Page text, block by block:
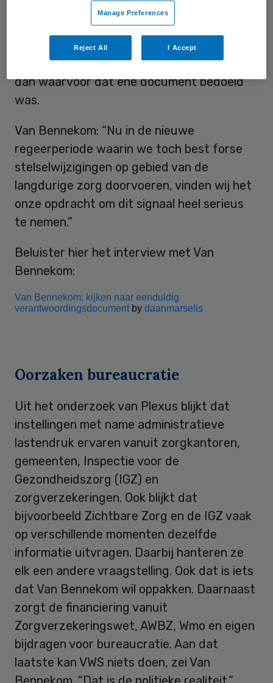
zorg. Van Bennekom zei dat er welliswaar
één verantwoordingsdocument voor
zorginstellingen bestaat, maar dat met
name gemeenten steeds meer uitvragen
dan waarvoor dat ene document bedoeld
was.
Van Bennekom: “Nu in de nieuwe
regeerperiode waarin we toch best forse
stelselwijzigingen op gebied van de
langdurige zorg doorvoeren, vinden wij het
onze opdracht om dit signaal heel serieus
te nemen.”
Beluister hier het interview met Van
Bennekom:
Van Bennekom: kijken naar eenduidig
verantwoordingsdocument by daanmarselis
Oorzaken bureaucratie
Uit het onderzoek van Plexus blijkt dat
instellingen met name administratieve
lastendruk ervaren vanuit zorgkantoren,
gemeenten, Inspectie voor de
Gezondheidszorg (IGZ) en
zorgverzekeringen. Ook blijkt dat
bijvoorbeeld Zichtbare Zorg en de IGZ vaak
op verschillende momenten dezelfde
informatie uitvragen. Daarbij hanteren ze
elk een andere vraagstelling. Ook dat is iets
dat Van Bennekom wil oppakken. Daarnaast
zorgt de financiering vanuit
Zorgverzekeringswet, AWBZ, Wmo en eigen
bijdragen voor bureaucratie. Aan dat
laatste kan VWS niets doen, zei Van
Manage Preferences
Reject All I Accept